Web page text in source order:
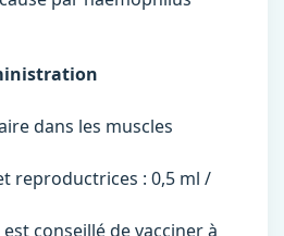
dans les muscles
reproductrices : 0,5 ml /
conseillé de vacciner à